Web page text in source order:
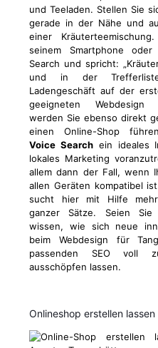
und Teeladen. Stellen Sie
gerade in der Nähe und
einer
seinem Smartphone
Search und spricht:
und in der
Ladengeschäft auf der
geeigneten
werden Sie ebenso direkt
einen Online-Shop
Voice Searchein ideales
lokales Marketing
allem dann der Fall, wenn
allen Geräten kompatibel
sucht hier mit Hilfe
ganzer Sätze. Seien
wissen, wie sich neue
beim Webdesign für
passenden SEO voll
ausschöpfen lassen.
Onlineshop erstellen